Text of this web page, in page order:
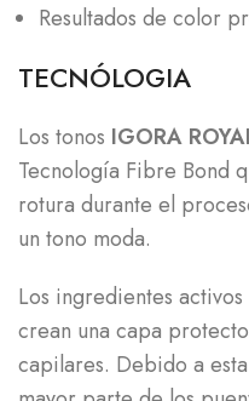
Resultados de color
TECNÓLOGIA
Los tonos IGORA
Tecnología Fibre Bond
rotura durante el
un tono moda.
Los ingredientes
crean una capa
capilares. Debido a